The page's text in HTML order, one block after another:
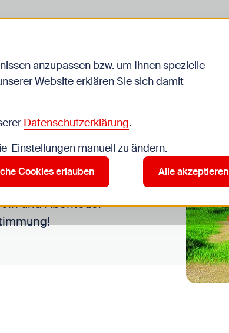
mehr weit! Eine
und Abenteuer
anzupassen bzw. um Ihnen spezielle
Website erklären Sie sich damit
Datenschutzerklärung.
Einstellungen manuell zu ändern.
Cookies erlauben Alle akzeptieren